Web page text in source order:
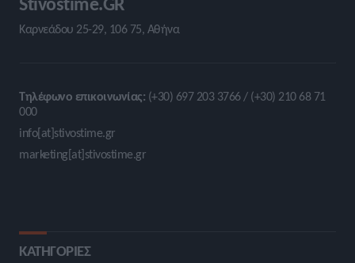
Καρνεάδου 25-29, 106 75, Αθήνα
Τηλέφωνο επικοινωνίας: (+30) 697 203 3766 / (+30) 210 68 71
000
info[at]stivostime.gr
marketing[at]stivostime.gr
ΚΑΤΗΓΟΡΙΕΣ